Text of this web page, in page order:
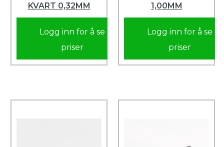
KVART 0,32MM
Logg inn for å se
priser
1,00MM
Logg inn for å se
priser